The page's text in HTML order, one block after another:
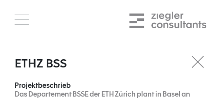
content
ETHZ BSS
Projektbeschrieb
Das Departement BSSE der ETH Zürich plant in Basel an